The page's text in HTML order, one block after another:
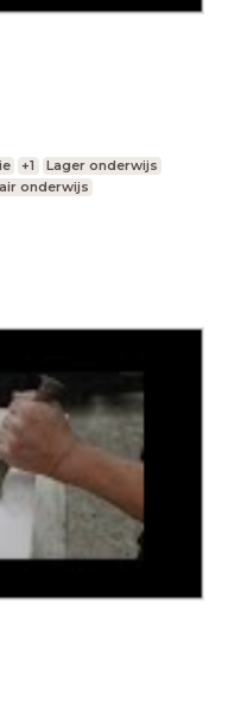
+1
Lager onderwijs
onderwijs